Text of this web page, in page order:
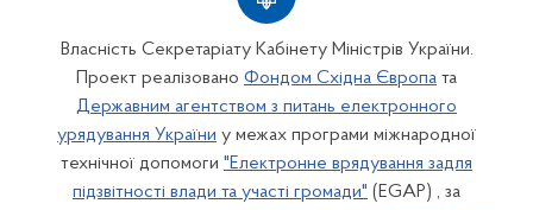
Власність Секретаріату Кабінету Міністрів України.
Проект реалізовано Фондом Східна Європа та
Державним агентством з питань електронного
урядування України у межах програми міжнародної
технічної допомоги "Електронне врядування задля
підзвітності влади та участі громади" (EGAP) , за